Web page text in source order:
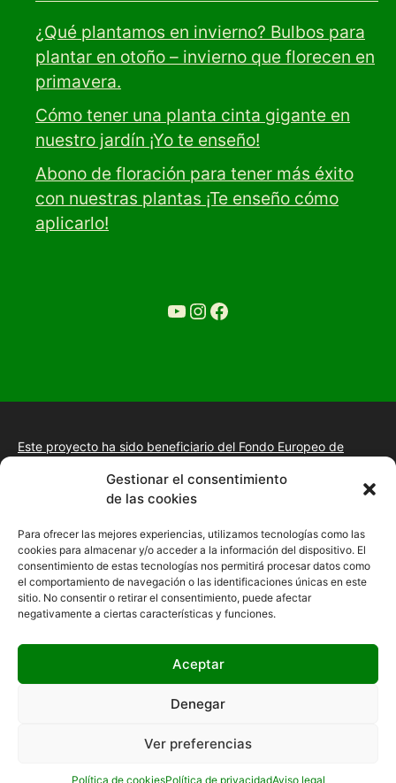
Gestionar el consentimiento
de las cookies
Para ofrecer las mejores experiencias, utilizamos tecnologías como las
cookies para almacenar y/o acceder a la información del dispositivo. El
consentimiento de estas tecnologías nos permitirá procesar datos como
el comportamiento de navegación o las identificaciones únicas en este
sitio. No consentir o retirar el consentimiento, puede afectar
negativamente a ciertas características y funciones.
Aceptar
Denegar
Ver preferencias
Política de cookiesPolítica de privacidadAviso legal
¿Qué plantamos en invierno? Bulbos para
plantar en otoño – invierno que florecen en
primavera.
Cómo tener una planta cinta gigante en
nuestro jardín ¡Yo te enseño!
Abono de floración para tener más éxito
con nuestras plantas ¡Te enseño cómo
aplicarlo!
YouTube
Ir a la cuenta de Instagram de Restaurante Tuétano
Ir a la cuenta de facebook de Restaurante Tuétano
Este proyecto ha sido beneficiario del Fondo Europeo de
Proyecto de desarrollo web y tienda online, fomento de la
presencia “Online” mediante la implantación de una estrategia
mejora de imagen digital en las empresas de la Comunidad
Autónoma de Extremadura
25,00€